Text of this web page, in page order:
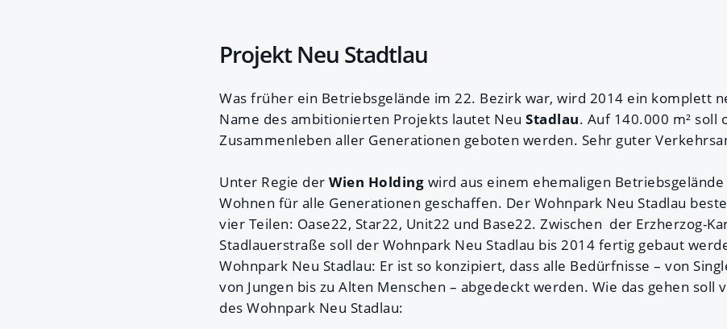
Projekt Neu Stadtlau
Was früher ein Betriebsgelände im 22. Bezirk war, wird 2014 ein komplett
Name des ambitionierten Projekts lautet Neu Stadlau. Auf 140.000 m² soll
Zusammenleben aller Generationen geboten werden. Sehr guter
Unter Regie der Wien Holding wird aus einem ehemaligen
Wohnen für alle Generationen geschaffen. Der Wohnpark Neu Stadlau
vier Teilen: Oase22, Star22, Unit22 und Base22. Zwischen der Erzherzog-
Stadlauerstraße soll der Wohnpark Neu Stadlau bis 2014 fertig gebaut
Wohnpark Neu Stadlau: Er ist so konzipiert, dass alle Bedürfnisse – von
von Jungen bis zu Alten Menschen – abgedeckt werden. Wie das gehen soll
des Wohnpark Neu Stadlau: